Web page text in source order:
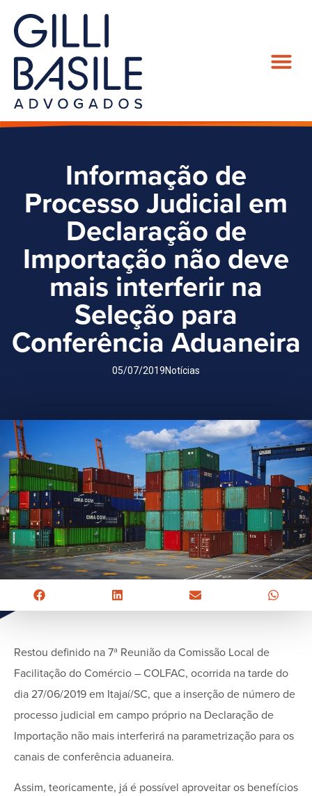
Informação de
Processo Judicial em
Declaração de
Importação não deve
mais interferir na
Seleção para
Conferência Aduaneira
05/07/2019Notícias
Restou definido na 7ª Reunião da Comissão Local de
Facilitação do Comércio – COLFAC, ocorrida na tarde do
dia 27/06/2019 em Itajaí/SC, que a inserção de número de
processo judicial em campo próprio na Declaração de
Importação não mais interferirá na parametrização para os
canais de conferência aduaneira.
Assim, teoricamente, já é possível aproveitar os benefícios